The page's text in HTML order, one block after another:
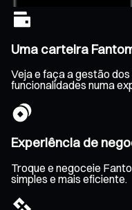
Uma carteira
Veja e faça a gestão
funcionalidades numa
Experiência de
Troque e negoceie
simples e mais eficiente.